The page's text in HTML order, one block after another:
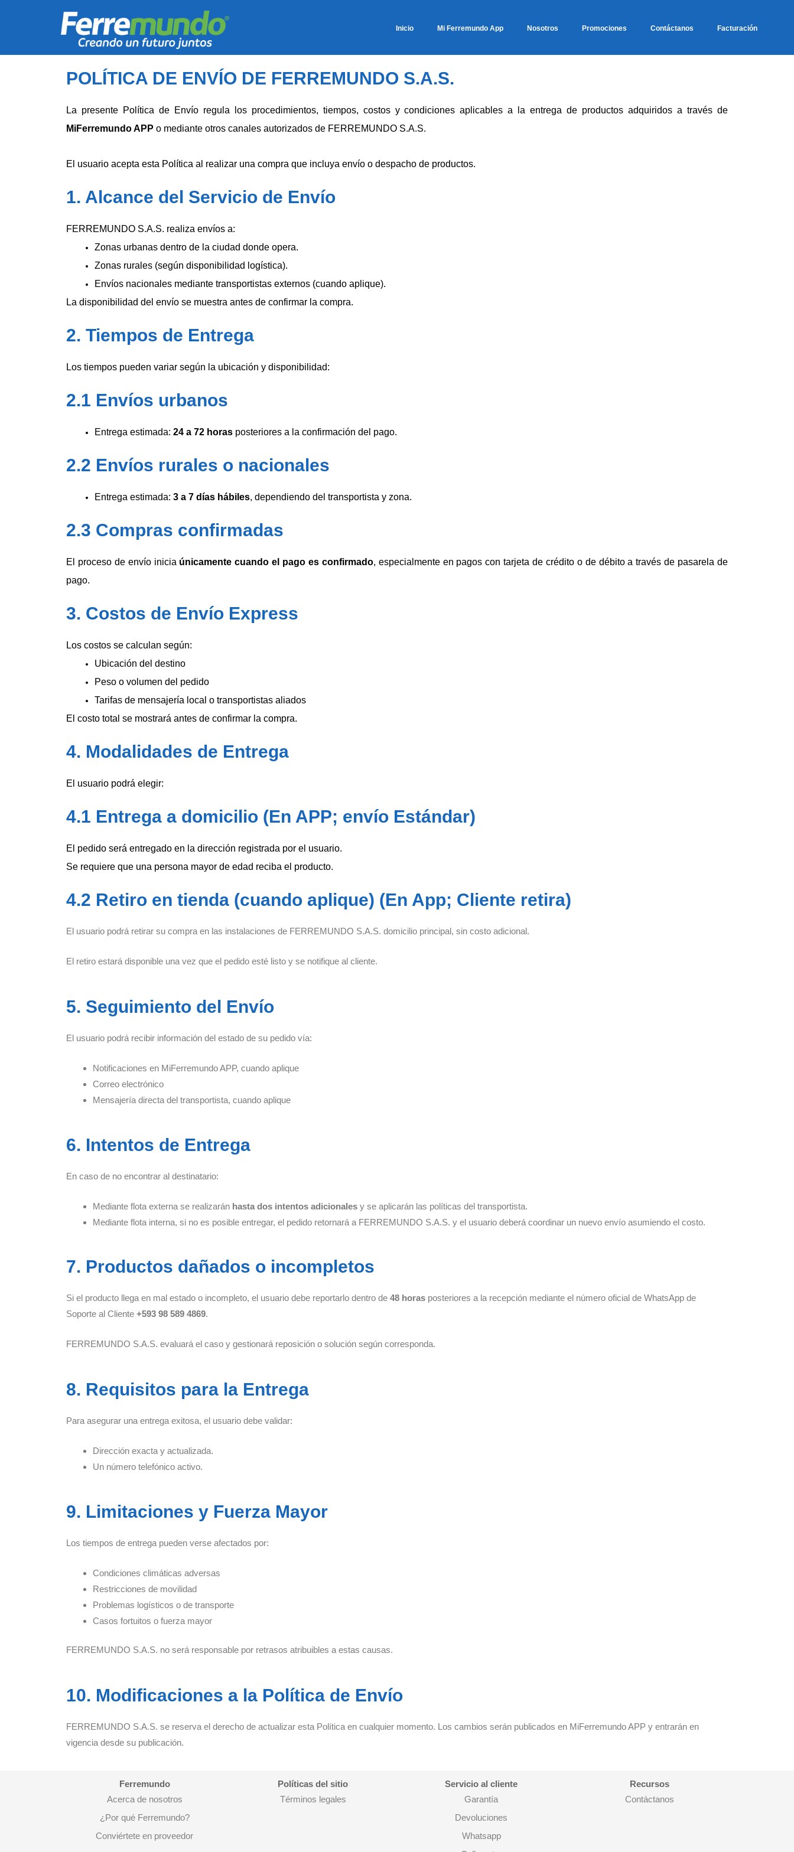
Inicio Mi Ferremundo App Nosotros Promociones Contáctanos Facturación
POLÍTICA DE ENVÍO DE FERREMUNDO S.A.S.
La presente Política de Envío regula los procedimientos, tiempos, costos y condiciones aplicables a la entrega de productos adquiridos a través de
MiFerremundo APP o mediante otros canales autorizados de FERREMUNDO S.A.S.
El usuario acepta esta Política al realizar una compra que incluya envío o despacho de productos.
1. Alcance del Servicio de Envío
FERREMUNDO S.A.S. realiza envíos a:
Zonas urbanas dentro de la ciudad donde opera.
Zonas rurales (según disponibilidad logística).
Envíos nacionales mediante transportistas externos (cuando aplique).
La disponibilidad del envío se muestra antes de confirmar la compra.
2. Tiempos de Entrega
Los tiempos pueden variar según la ubicación y disponibilidad:
2.1 Envíos urbanos
Entrega estimada: 24 a 72 horas posteriores a la confirmación del pago.
2.2 Envíos rurales o nacionales
Entrega estimada: 3 a 7 días hábiles, dependiendo del transportista y zona.
2.3 Compras confirmadas
El proceso de envío inicia únicamente cuando el pago es confirmado, especialmente en pagos con tarjeta de crédito o de débito a través de pasarela de
pago.
3. Costos de Envío Express
Los costos se calculan según:
Ubicación del destino
Peso o volumen del pedido
Tarifas de mensajería local o transportistas aliados
El costo total se mostrará antes de confirmar la compra.
4. Modalidades de Entrega
El usuario podrá elegir:
4.1 Entrega a domicilio (En APP; envío Estándar)
El pedido será entregado en la dirección registrada por el usuario.
Se requiere que una persona mayor de edad reciba el producto.
4.2 Retiro en tienda (cuando aplique) (En App; Cliente retira)
El usuario podrá retirar su compra en las instalaciones de FERREMUNDO S.A.S. domicilio principal, sin costo adicional.
El retiro estará disponible una vez que el pedido esté listo y se notifique al cliente.
5. Seguimiento del Envío
El usuario podrá recibir información del estado de su pedido vía:
Notificaciones en MiFerremundo APP, cuando aplique
Correo electrónico
Mensajería directa del transportista, cuando aplique
6. Intentos de Entrega
En caso de no encontrar al destinatario:
Mediante flota externa se realizarán hasta dos intentos adicionales y se aplicarán las políticas del transportista.
Mediante flota interna, si no es posible entregar, el pedido retornará a FERREMUNDO S.A.S. y el usuario deberá coordinar un nuevo envío asumiendo el costo.
7. Productos dañados o incompletos
Si el producto llega en mal estado o incompleto, el usuario debe reportarlo dentro de 48 horas posteriores a la recepción mediante el número oficial de WhatsApp de
Soporte al Cliente +593 98 589 4869.
FERREMUNDO S.A.S. evaluará el caso y gestionará reposición o solución según corresponda.
8. Requisitos para la Entrega
Para asegurar una entrega exitosa, el usuario debe validar:
Dirección exacta y actualizada.
Un número telefónico activo.
9. Limitaciones y Fuerza Mayor
Los tiempos de entrega pueden verse afectados por:
Condiciones climáticas adversas
Restricciones de movilidad
Problemas logísticos o de transporte
Casos fortuitos o fuerza mayor
FERREMUNDO S.A.S. no será responsable por retrasos atribuibles a estas causas.
10. Modificaciones a la Política de Envío
FERREMUNDO S.A.S. se reserva el derecho de actualizar esta Política en cualquier momento. Los cambios serán publicados en MiFerremundo APP y entrarán en
vigencia desde su publicación.
Ferremundo
Acerca de nosotros
¿Por qué Ferremundo?
Conviértete en proveedor
Políticas del sitio
Términos legales
Servicio al cliente
Garantía
Devoluciones
Whatsapp
Recursos
Contáctanos